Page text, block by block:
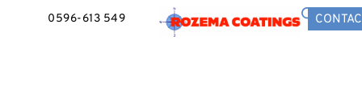
0596-613 549